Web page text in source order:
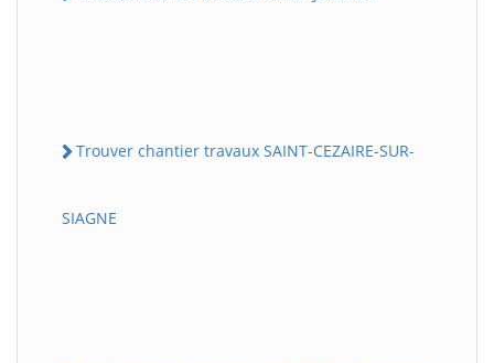
Trouver chantier travaux SAINT-CEZAIRE-SUR-
SIAGNE